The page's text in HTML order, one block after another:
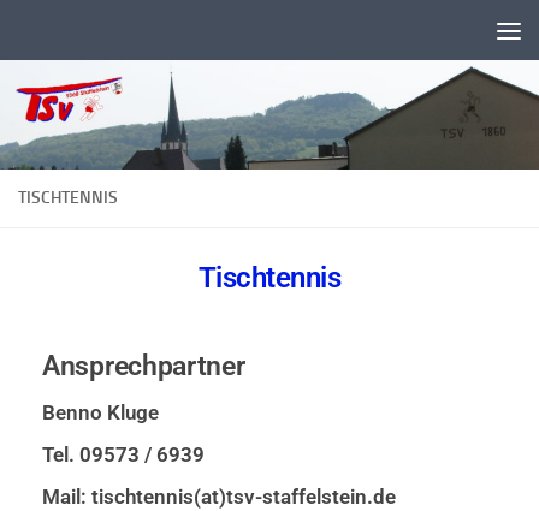
TISCHTENNIS
Tischtennis
Ansprechpartner
Benno Kluge
Tel. 09573 / 6939
Mail: tischtennis(at)tsv-staffelstein.de